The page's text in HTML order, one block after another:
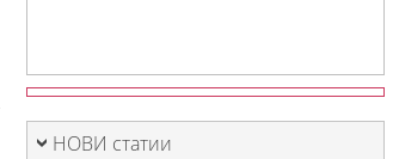
НОВИ статии